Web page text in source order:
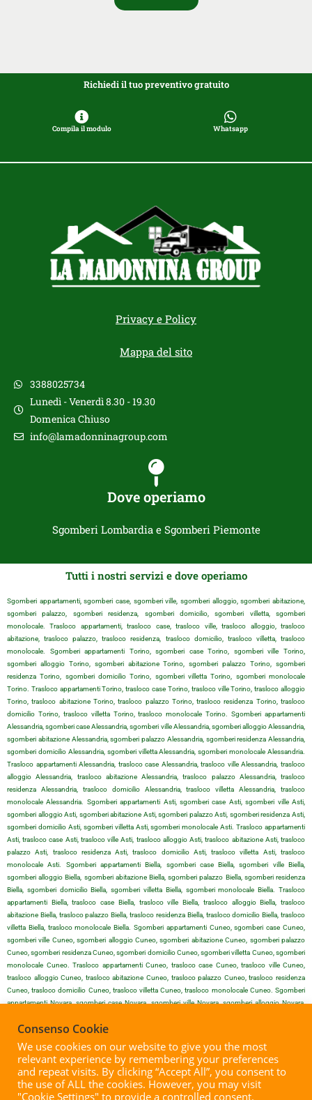
Richiedi il tuo preventivo gratuito
Compila il modulo Whatsapp
Privacy e Policy
Mappa del sito
3388025734
Lunedì - Venerdì 8.30 - 19.30
Domenica Chiuso
info@lamadonninagroup.com
Dove operiamo
Sgomberi Lombardia e Sgomberi Piemonte
Tutti i nostri servizi e dove operiamo
Sgomberi appartamenti, sgomberi case, sgomberi ville, sgomberi alloggio, sgomberi abitazione,
sgomberi palazzo, sgomberi residenza, sgomberi domicilio, sgomberi villetta, sgomberi
monolocale. Trasloco appartamenti, trasloco case, trasloco ville, trasloco alloggio, trasloco
abitazione, trasloco palazzo, trasloco residenza, trasloco domicilio, trasloco villetta, trasloco
monolocale. Sgomberi appartamenti Torino, sgomberi case Torino, sgomberi ville Torino,
sgomberi alloggio Torino, sgomberi abitazione Torino, sgomberi palazzo Torino, sgomberi
residenza Torino, sgomberi domicilio Torino, sgomberi villetta Torino, sgomberi monolocale
Torino. Trasloco appartamenti Torino, trasloco case Torino, trasloco ville Torino, trasloco alloggio
Torino, trasloco abitazione Torino, trasloco palazzo Torino, trasloco residenza Torino, trasloco
domicilio Torino, trasloco villetta Torino, trasloco monolocale Torino. Sgomberi appartamenti
Alessandria, sgomberi case Alessandria, sgomberi ville Alessandria, sgomberi alloggio Alessandria,
sgomberi abitazione Alessandria, sgomberi palazzo Alessandria, sgomberi residenza Alessandria,
sgomberi domicilio Alessandria, sgomberi villetta Alessandria, sgomberi monolocale Alessandria.
Trasloco appartamenti Alessandria, trasloco case Alessandria, trasloco ville Alessandria, trasloco
alloggio Alessandria, trasloco abitazione Alessandria, trasloco palazzo Alessandria, trasloco
residenza Alessandria, trasloco domicilio Alessandria, trasloco villetta Alessandria, trasloco
monolocale Alessandria. Sgomberi appartamenti Asti, sgomberi case Asti, sgomberi ville Asti,
sgomberi alloggio Asti, sgomberi abitazione Asti, sgomberi palazzo Asti, sgomberi residenza Asti,
sgomberi domicilio Asti, sgomberi villetta Asti, sgomberi monolocale Asti. Trasloco appartamenti
Asti, trasloco case Asti, trasloco ville Asti, trasloco alloggio Asti, trasloco abitazione Asti, trasloco
palazzo Asti, trasloco residenza Asti, trasloco domicilio Asti, trasloco villetta Asti, trasloco
monolocale Asti. Sgomberi appartamenti Biella, sgomberi case Biella, sgomberi ville Biella,
sgomberi alloggio Biella, sgomberi abitazione Biella, sgomberi palazzo Biella, sgomberi residenza
Biella, sgomberi domicilio Biella, sgomberi villetta Biella, sgomberi monolocale Biella. Trasloco
appartamenti Biella, trasloco case Biella, trasloco ville Biella, trasloco alloggio Biella, trasloco
abitazione Biella, trasloco palazzo Biella, trasloco residenza Biella, trasloco domicilio Biella, trasloco
villetta Biella, trasloco monolocale Biella. Sgomberi appartamenti Cuneo, sgomberi case Cuneo,
sgomberi ville Cuneo, sgomberi alloggio Cuneo, sgomberi abitazione Cuneo, sgomberi palazzo
Cuneo, sgomberi residenza Cuneo, sgomberi domicilio Cuneo, sgomberi villetta Cuneo, sgomberi
monolocale Cuneo. Trasloco appartamenti Cuneo, trasloco case Cuneo, trasloco ville Cuneo,
trasloco alloggio Cuneo, trasloco abitazione Cuneo, trasloco palazzo Cuneo, trasloco residenza
Cuneo, trasloco domicilio Cuneo, trasloco villetta Cuneo, trasloco monolocale Cuneo. Sgomberi
appartamenti Novara, sgomberi case Novara, sgomberi ville Novara, sgomberi alloggio Novara,
domicilio Novara, sgomberi villetta Novara, sgomberi monolocale Novara. Trasloco appartamenti
Novara, trasloco case Novara, trasloco ville Novara, trasloco alloggio Novara, trasloco abitazione
Novara, trasloco palazzo Novara, trasloco residenza Novara, trasloco domicilio Novara, trasloco
villetta Novara, trasloco monolocale Novara. Sgomberi appartamenti Vercelli, sgomberi case Vercelli,
sgomberi ville Vercelli, sgomberi alloggio Vercelli, sgomberi abitazione Vercelli, sgomberi palazzo
Vercelli, sgomberi residenza Vercelli, sgomberi domicilio Vercelli, sgomberi villetta Vercelli, sgomberi
Consenso Cookie
We use cookies on our website to give you the most
relevant experience by remembering your preferences
and repeat visits. By clicking “Accept All”, you consent to
the use of ALL the cookies. However, you may visit
"Cookie Settings" to provide a controlled consent.